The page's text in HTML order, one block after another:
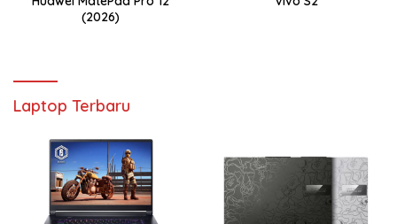
(2026)
Laptop Terbaru